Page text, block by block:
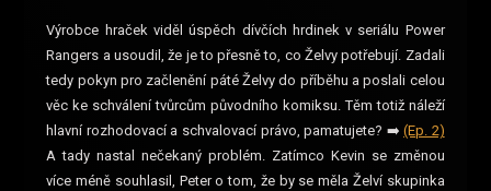
Výrobce hraček viděl úspěch dívčích hrdinek v seriálu Power
Rangers a usoudil, že je to přesně to, co Želvy potřebují. Zadali
tedy pokyn pro začlenění páté Želvy do příběhu a poslali celou
věc ke schválení tvůrcům původního komiksu. Těm totiž náleží
hlavní rozhodovací a schvalovací právo, pamatujete? ➡️(Ep. 2)
A tady nastal nečekaný problém. Zatímco Kevin se změnou
více méně souhlasil, Peter o tom, že by se měla Želví skupinka